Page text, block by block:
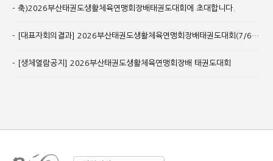
축)2026부산태권도생활체육연맹회장배태권도대회에 초대합니다.
[대표자회의결과] 2026부산태권도생활체육연맹회장배태권도대회(7/6수정)
[생체열람공지] 2026부산태권도생활체육연맹회장배 태권도대회